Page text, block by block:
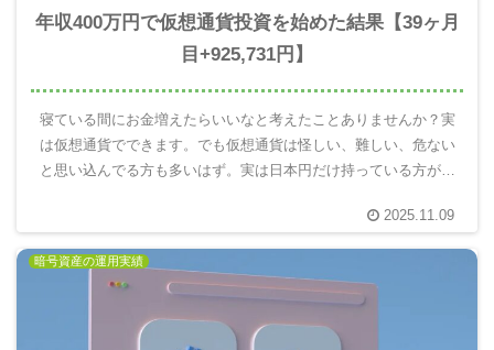
年収400万円で仮想通貨投資を始めた結果【39ヶ月
目+925,731円】
寝ている間にお金増えたらいいなと考えたことありませんか？実
は仮想通貨でできます。でも仮想通貨は怪しい、難しい、危ない
と思い込んでる方も多いはず。実は日本円だけ持っている方がと
来のお金を増える分散投資が重要。実際にやってみてわかったこ
とを報告します。
2025.11.09
暗号資産の運用実績